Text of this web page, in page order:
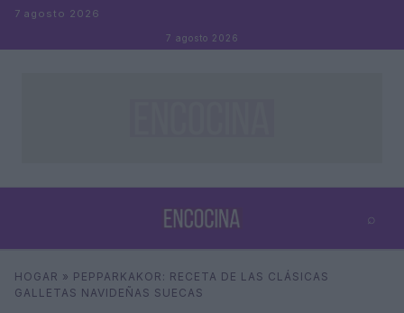
Saltar al contenido
7 agosto 2026
7 agosto 2026
⌕
Buscar
HOGAR » PEPPARKAKOR: RECETA DE LAS CLÁSICAS
GALLETAS NAVIDEÑAS SUECAS